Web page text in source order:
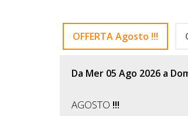
OFFERTA Agosto !!!
Da Mer 05 Ago 2026 a
AGOSTO !!!